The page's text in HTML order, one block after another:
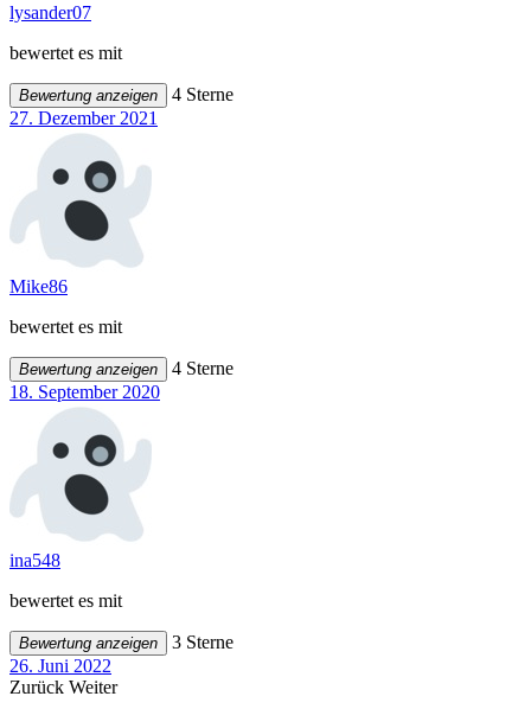
lysander07
bewertet es mit
Bewertung anzeigen
4 Sterne
27. Dezember 2021
Mike86
bewertet es mit
Bewertung anzeigen
4 Sterne
18. September 2020
ina548
bewertet es mit
Bewertung anzeigen
3 Sterne
26. Juni 2022
Zurück Weiter